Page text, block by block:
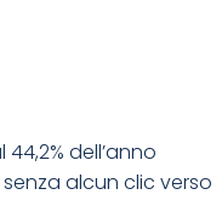
dell’anno
senza alcun clic verso